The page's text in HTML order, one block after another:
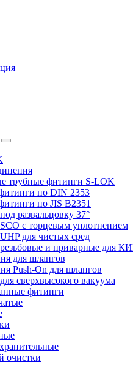
трубные фитинги S-LOK
по DIN 2353
по JIS B2351
развальцовку 37°
с торцевым уплотнением
для чистых сред
и приварные для
для шлангов
Push-On для шлангов
сверхвысокого вакуума
фитинги
очистки